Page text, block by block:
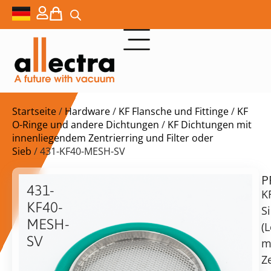
Startseite/ Hardware/ KF Flansche und Fittinge/ KF
O-Ringe und andere Dichtungen / KF Dichtungen mit
innenliegendem Zentrierring und Filter oder
Sieb / 431-KF40-MESH-SV
431-
KF40-
MESH-
SV
$
vorrätig
Lieferzeit: